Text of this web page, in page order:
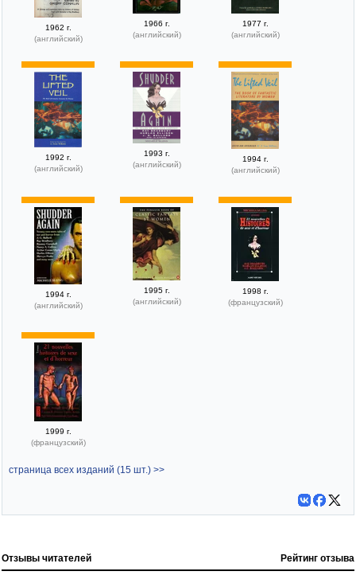
1962 г.
(английский)
1966 г.
(английский)
1977 г.
(английский)
1992 г.
(английский)
1993 г.
(английский)
1994 г.
(английский)
1994 г.
(английский)
1995 г.
(английский)
1998 г.
(французский)
1999 г.
(французский)
страница всех изданий (15 шт.) >>
Отзывы читателей Рейтинг отзыва